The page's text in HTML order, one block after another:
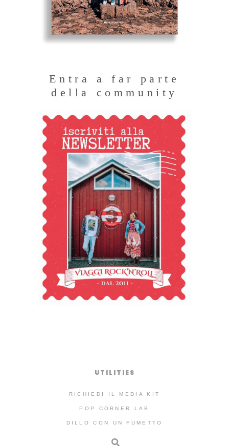
Entra a far parte
della community
UTILITIES
RICHIEDI IL MEDIA KIT
POP CORNER LAB
DILLO CON UN FUMETTO